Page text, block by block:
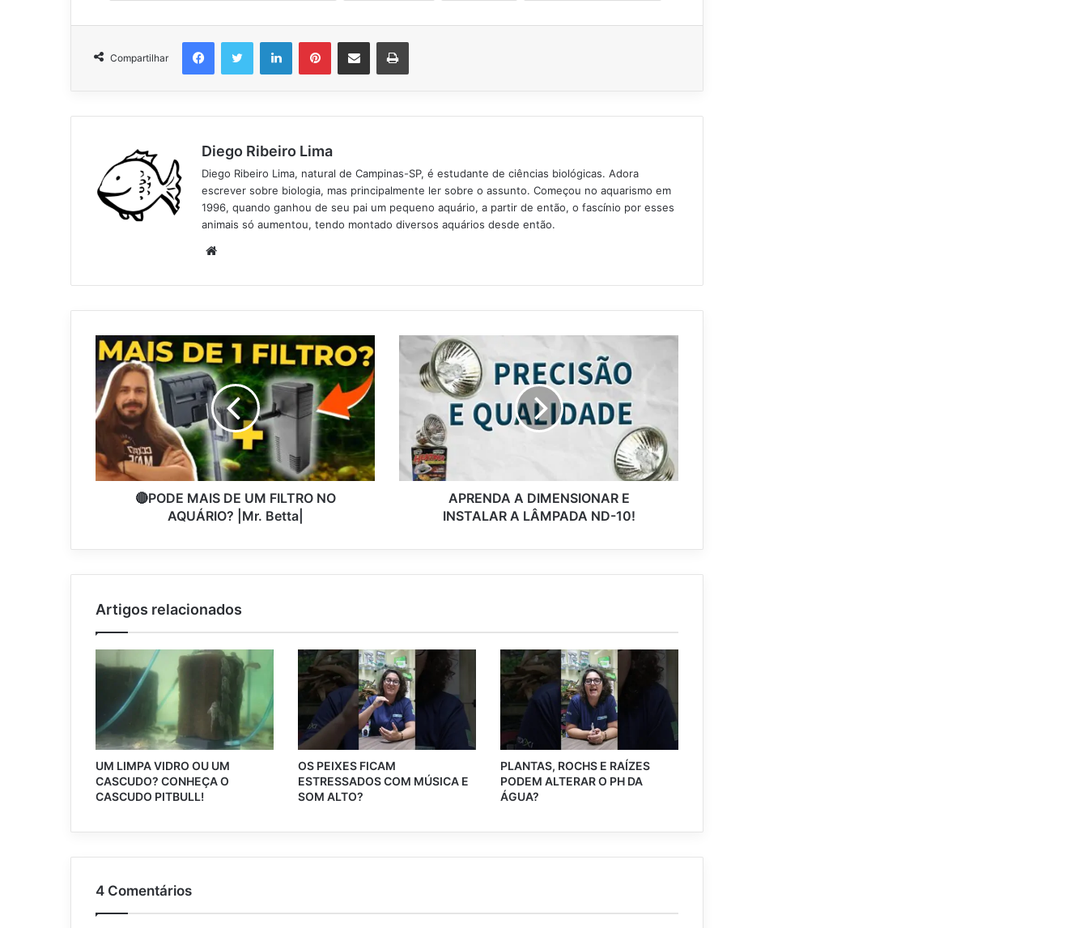
Compartilhar
FacebookTwitter LinkedinPinterestCompartilhar via e-mail Imprimir
Diego Ribeiro Lima
Diego Ribeiro Lima, natural de Campinas-SP, é estudante de ciências biológicas. Adora
escrever sobre biologia, mas principalmente ler sobre o assunto. Começou no aquarismo em
1996, quando ganhou de seu pai um pequeno aquário, a partir de então, o fascínio por esses
animais só aumentou, tendo montado diversos aquários desde então.
Website
🔴PODE MAIS DE UM FILTRO NO
AQUÁRIO? |Mr. Betta|
APRENDA A DIMENSIONAR E
INSTALAR A LÂMPADA ND-10!
Artigos relacionados
UM LIMPA VIDRO OU UM
CASCUDO? CONHEÇA O
CASCUDO PITBULL!
OS PEIXES FICAM
ESTRESSADOS COM MÚSICA E
SOM ALTO?
PLANTAS, ROCHS E RAÍZES
PODEM ALTERAR O PH DA
ÁGUA?
4 Comentários